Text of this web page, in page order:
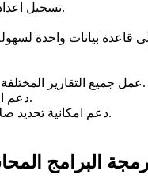
تسجيل اعداد لانهائية من المنتجات عن طريق استخدام تقنية (الباركود).
عمل جميع التقارير المختلفة للوصول الى المعرفة الكاملة والاحصائيات الخاصة بعملك.
دعم الحماية القوية من التلاعب في عمليات الفوترة والحسابات.
دعم امكانية تحديد صلاحيات المستخدمين على حسب عملهم من خلال البرنامج.